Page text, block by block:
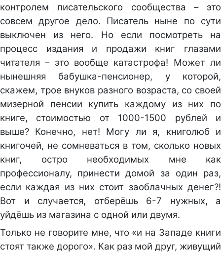
контролем писательского сообщества – это
совсем другое дело. Писатель ныне по сути
выключен из него. Но если посмотреть на
процесс издания и продажи книг глазами
читателя – это вообще катастрофа! Может ли
нынешняя бабушка-пенсионер, у которой,
скажем, трое внуков разного возраста, со своей
мизерной пенсии купить каждому из них по
книге, стоимостью от 1000-1500 рублей и
выше? Конечно, нет! Могу ли я, книголюб и
книгочей, не сомневаться в том, сколько новых
книг, остро необходимых мне как
профессионалу, принести домой за один раз,
если каждая из них стоит заоблачных денег?!
Вот и случается, отберёшь 6-7 нужных, а
уйдёшь из магазина с одной или двумя.
Только не говорите мне, что «и на Западе книги
стоят также дорого». Как раз мой друг, живущий